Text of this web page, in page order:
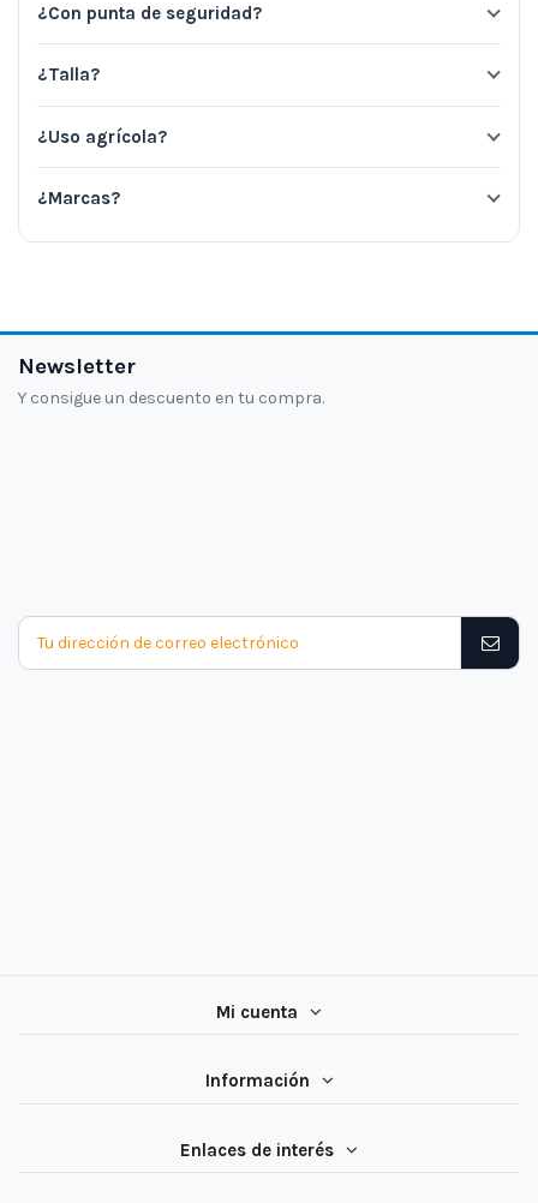
¿Con punta de seguridad?
¿Talla?
¿Uso agrícola?
¿Marcas?
Newsletter
Y consigue un descuento en tu compra.
Mi cuenta
Información
Enlaces de interés